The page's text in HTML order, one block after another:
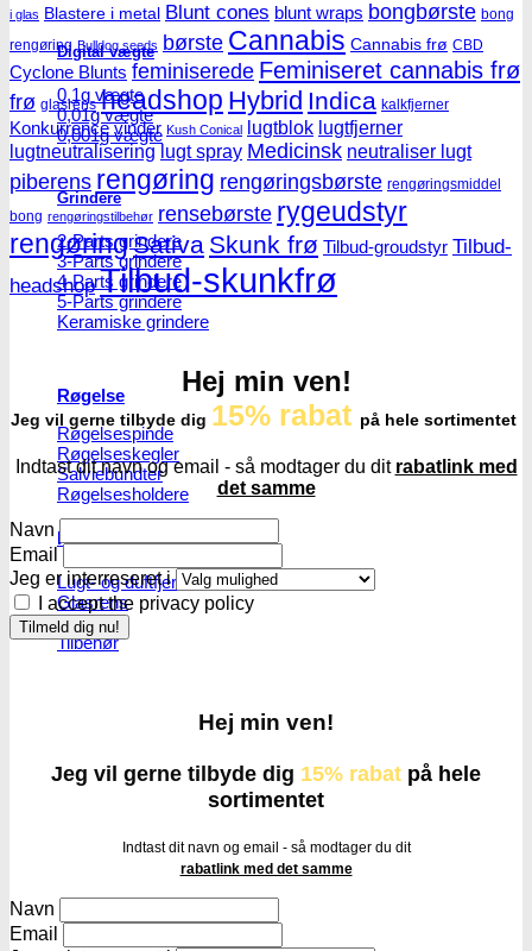
Digital vægte
0,1g vægte
0,01g vægte
0,001g vægte
Grindere
2-Parts grindere
3-Parts grindere
4-Parts grindere
5-Parts grindere
Keramiske grindere
Røgelse
Røgelsespinde
Røgelseskegler
Salviebundter
Røgelsesholdere
Rengøring
Lugt- og duftfjernere
Glasrens
Børster
Tilbehør
i glas Blastere i metal Blunt cones blunt wraps bongbørste bong
rengøring Bulldog seeds børste Cannabis Cannabis frø CBD
Cyclone Blunts feminiserede Feminiseret cannabis frø
frø glasrens headshop Hybrid Indica kalkfjerner
Konkurrence vinder Kush Conical lugtblok lugtfjerner
lugtneutralisering lugt spray Medicinsk neutraliser lugt
piberens rengøring rengøringsbørste rengøringsmiddel
bong rengøringstilbehør rensebørste rygeudstyr
rengøringSativa Skunk frø Tilbud-groudstyr Tilbud-
headshop Tilbud-skunkfrø
Hej min ven!
Jeg vil gerne tilbyde dig 15% rabat på hele sortimentet
Indtast dit navn og email - så modtager du dit rabatlink med
det samme
Navn
Email
Jeg er interreseret i
I accept the privacy policy
Hej min ven!
Jeg vil gerne tilbyde dig 15% rabat på hele
sortimentet
Indtast dit navn og email - så modtager du dit
rabatlink med det samme
Navn
Email